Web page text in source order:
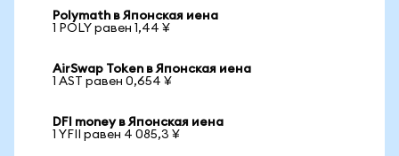
Polymath в Японская иена
1 POLY равен 1,44 ¥
AirSwap Token в Японская иена
1 AST равен 0,654 ¥
DFI money в Японская иена
1 YFII равен 4 085,3 ¥